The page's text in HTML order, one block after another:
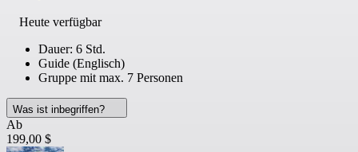
Heute verfügbar
Dauer: 6 Std.
Guide (Englisch)
Gruppe mit max. 7 Personen
Was ist inbegriffen?
Ab
199,00 $